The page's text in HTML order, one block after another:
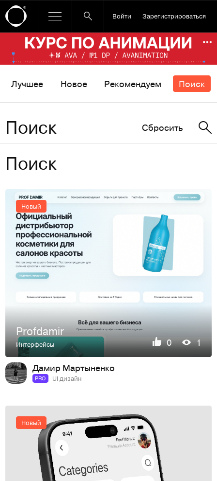
Войти Зарегистрироваться
Ссылка баннера
Лучшее Новое Рекомендуем Поиск
Поиск Сбросить
Поиск
Новый
Profdamir
Интерфейсы 0 1
Дамир Мартыненко
PRO UI дизайн
Новый